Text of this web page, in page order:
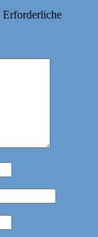
Erforderliche